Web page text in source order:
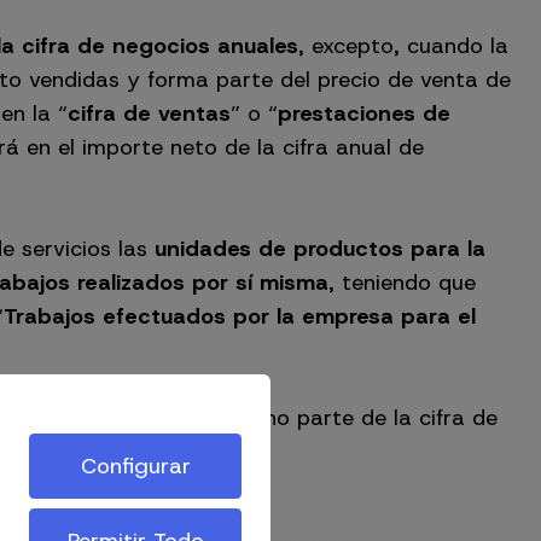
cifra de negocios anuales, excepto, cuando la
vendidas y forma parte del precio de venta de
la “cifra de ventas” o “prestaciones de
en el importe neto de la cifra anual de
servicios las unidades de productos para la
realizados por sí misma, teniendo que
Trabajos efectuados por la empresa para el
determinar si forman o no parte de la cifra de
Configurar